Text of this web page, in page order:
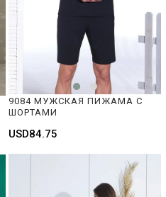
9084 МУЖСКАЯ ПИЖАМА С
ШОРТАМИ
USD84.75